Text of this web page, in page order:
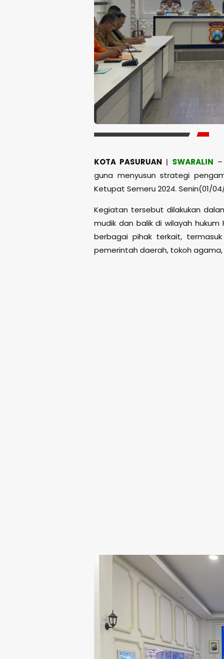
KOTA PASURUAN | SWARALIN
guna menyusun strategi
Ketupat Semeru 2024. Senin(01/
Kegiatan tersebut dilakukan
mudik dan balik di wilayah
berbagai pihak terkait,
pemerintah daerah, tokoh